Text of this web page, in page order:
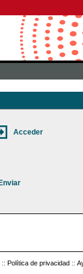
:: Política de privacidad ::